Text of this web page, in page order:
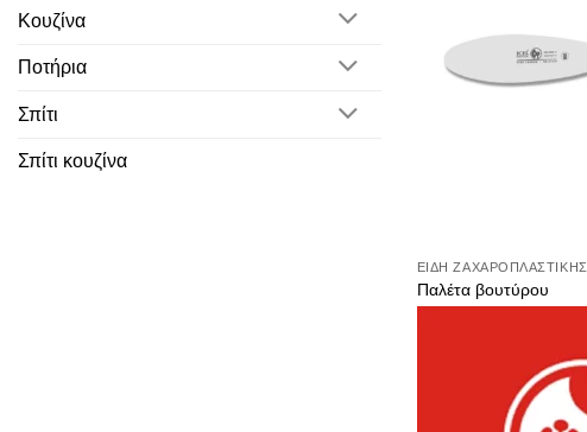
Κουζίνα
Ποτήρια
Σπίτι
Σπίτι κουζίνα
ΕΊΔΗ ΖΑΧΑΡΟΠΛΑΣΤΙΚΉΣ
Παλέτα βουτύρου